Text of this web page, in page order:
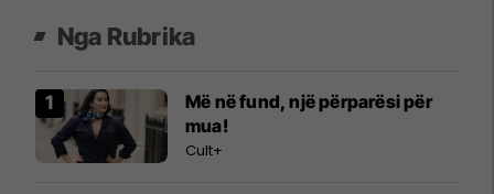
Nga Rubrika
Më në fund, një përparësi për
mua!
Cult+